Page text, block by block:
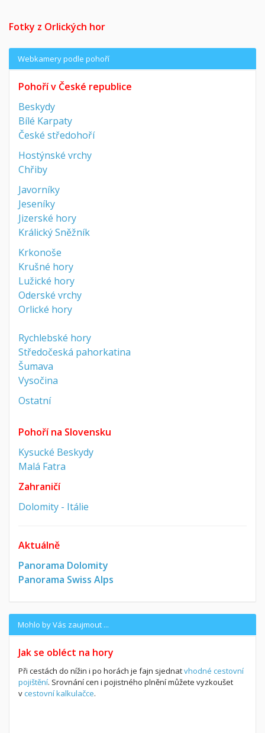
Fotky z Orlických hor
Webkamery podle pohoří
Pohoří v České republice
Beskydy
Bílé Karpaty
České středohoří
Hostýnské vrchy
Chřiby
Javorníky
Jeseníky
Jizerské hory
Králický Sněžník
Krkonoše
Krušné hory
Lužické hory
Oderské vrchy
Orlické hory
Rychlebské hory
Středočeská pahorkatina
Šumava
Vysočina
Ostatní
Pohoří na Slovensku
Kysucké Beskydy
Malá Fatra
Zahraničí
Dolomity - Itálie
Aktuálně
Panorama Dolomity
Panorama Swiss Alps
Mohlo by Vás zaujmout ...
Jak se obléct na hory
Při cestách do nížin i po horách je fajn sjednatvhodné cestovní
pojištění. Srovnání cen i pojistného plnění můžete vyzkoušet
vcestovní kalkulačce.